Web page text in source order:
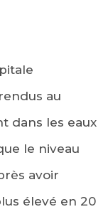
au
dans les eaux
le niveau
avoir
élevé en 20